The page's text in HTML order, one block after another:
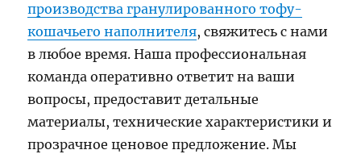
производства гранулированного тофу-
кошачьего наполнителя, свяжитесь с нами
в любое время. Наша профессиональная
команда оперативно ответит на ваши
вопросы, предоставит детальные
материалы, технические характеристики и
прозрачное ценовое предложение. Мы